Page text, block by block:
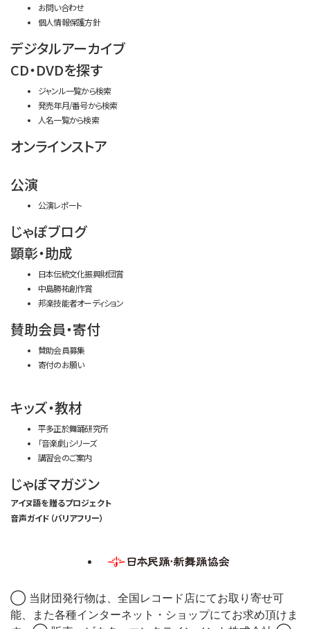
お問い合わせ
個人情報保護方針
デジタルアーカイブ
CD・DVDを探す
ジャンル一覧から検索
発売年月/番号から検索
人名一覧から検索
オンラインストア
公演
公演レポート
じゃぽブログ
顕彰・助成
日本伝統文化振興財団賞
中島勝祐創作賞
邦楽技能者オーディション
賛助会員・寄付
賛助会員募集
寄付のお願い
キッズ・教材
平多正於舞踊研究所
「音楽劇」シリーズ
講習会のご案内
じゃぽマガジン
アイヌ語を贈るプロジェクト
音声ガイド（バリアフリー）
◯ 当財団発行物は、全国レコード店にてお取り寄せ可
能、また各種インターネット・ショップにてお求め頂けま